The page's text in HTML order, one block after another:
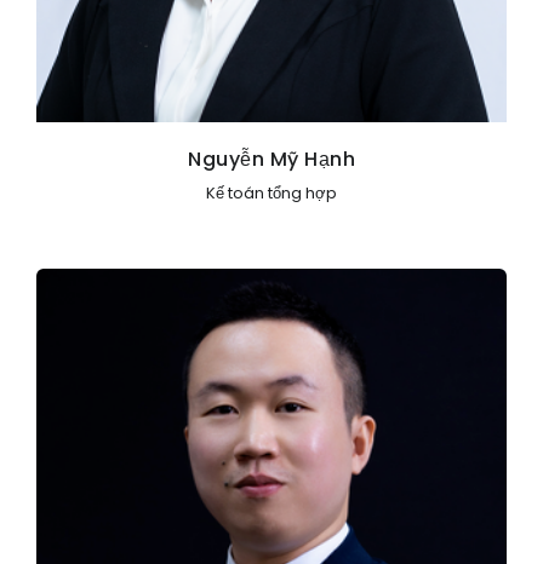
Nguyễn Mỹ Hạnh
Kế toán tổng hợp